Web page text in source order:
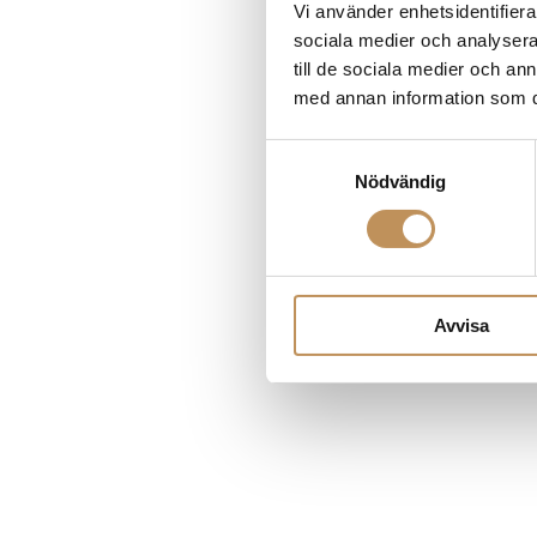
Vi använder
sociala medier och
till de sociala medier och
med annan information som
Nödvändig
Avvisa
Application